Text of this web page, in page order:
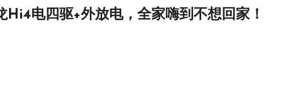
Hi4电四驱+外放电，全家嗨到不想回家！